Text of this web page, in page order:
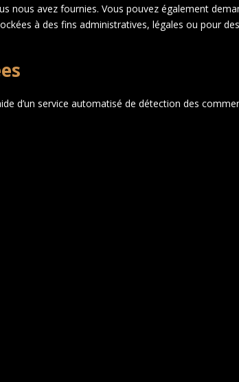
nous avez fournies. Vous pouvez également
à des fins administratives, légales ou pour
d’un service automatisé de détection des